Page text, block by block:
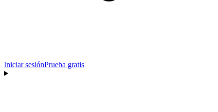
Iniciar sesiónPrueba gratis